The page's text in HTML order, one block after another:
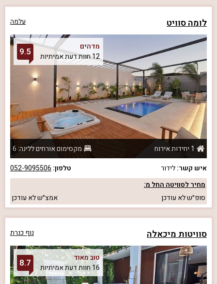
לומה סוויט עלמה
מדהים
12 חוות דעת אמיתיות
9.5
1 יחידות אירוח
מקסימום אורחים ללינה: 6
איש קשר:לידור טלפון: 052-9095506
מחיר לסוויטה החל מ:
סופ״שלא עודכן אמצ״שלא עודכן
סוויטות מיכאלה נוף כנרת
טוב מאוד
16 חוות דעת אמיתיות
8.7